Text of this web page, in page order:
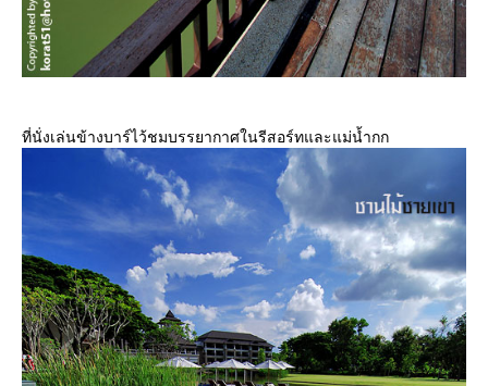
ที่นั่งเล่นข้างบาร์ไว้ชมบรรยากาศในรีสอร์ทและแม่น้ำกก